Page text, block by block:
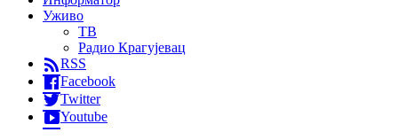
Уживо
ТВ
Радио Крагујевац
RSS
Facebook
Twitter
Youtube